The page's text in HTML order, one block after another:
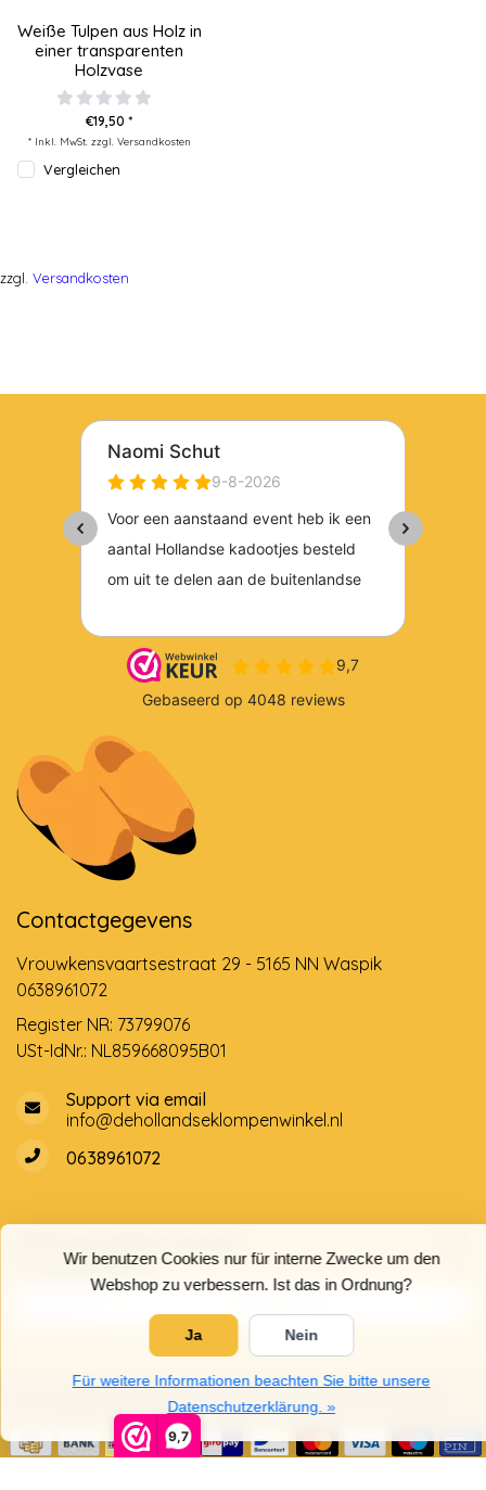
9,7
Wir benutzen Cookies nur für interne Zwecke um den
Webshop zu verbessern. Ist das in Ordnung?
Ja Nein
Für weitere Informationen beachten Sie bitte unsere
Datenschutzerklärung. »
Weiße Tulpen aus Holz in
einer transparenten
Holzvase
€19,50 *
* Inkl. MwSt. zzgl. Versandkosten
Vergleichen
zzgl. Versandkosten
Contactgegevens
Vrouwkensvaartsestraat 29 - 5165 NN Waspik
0638961072
Register NR: 73799076
USt-IdNr.: NL859668095B01
Support via email
info@dehollandseklompenwinkel.nl
0638961072
Kundendienst
© Copyright 2026 Der Holländische Holzschuhe Laden